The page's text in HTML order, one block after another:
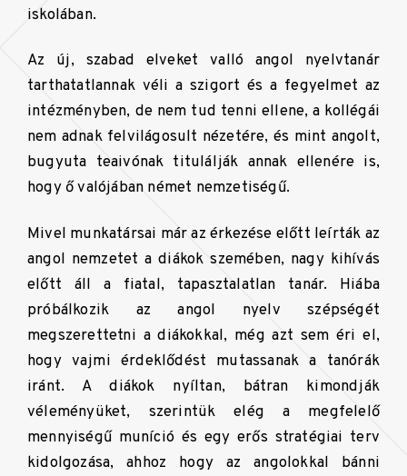
iskolában.
Az új, szabad elveket valló angol nyelvtanár
tarthatatlannak véli a szigort és a fegyelmet az
intézményben, de nem tud tenni ellene, a kollégái
nem adnak felvilágosult nézetére, és mint angolt,
bugyuta teaivónak titulálják annak ellenére is,
hogy ő valójában német nemzetiségű.
Mivel munkatársai már az érkezése előtt leírták az
angol nemzetet a diákok szemében, nagy kihívás
előtt áll a fiatal, tapasztalatlan tanár. Hiába
próbálkozik az angol nyelv szépségét
megszerettetni a diákokkal, még azt sem éri el,
hogy vajmi érdeklődést mutassanak a tanórák
iránt. A diákok nyíltan, bátran kimondják
véleményüket, szerintük elég a megfelelő
mennyiségű muníció és egy erős stratégiai terv
kidolgozása, ahhoz hogy az angolokkal bánni